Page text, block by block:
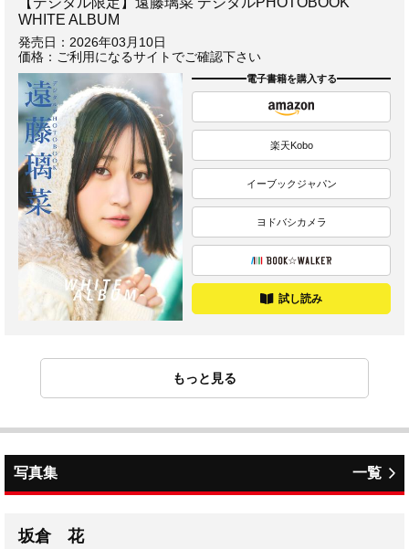
WHITE ALBUM
発売日： 2026年03月10日
価格：ご利用になるサイトでご確認下さい
電子書籍を購入する
楽天Kobo
イーブックジャパン
ヨドバシカメラ
試し読み
もっと見る
写真集 一覧
坂倉 花